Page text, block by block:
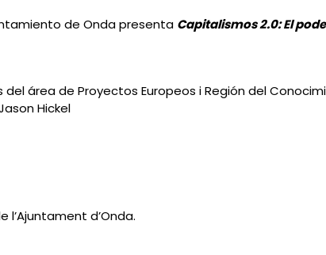
de Onda presenta Capitalismos 2.0: El
área de Proyectos Europeos i Región del
Hickel
l’Ajuntament d’Onda.